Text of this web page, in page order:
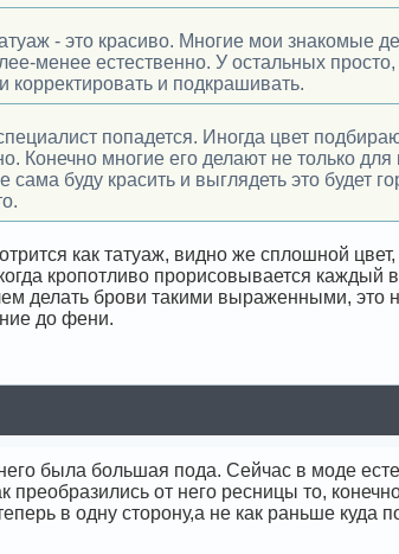
- это красиво. Многие мои знакомые
менее естественно. У остальных
корректировать и подкрашивать.
попадется. Иногда цвет
Конечно многие его делают не только
буду красить и выглядеть это будет
как татуаж, видно же сплошной
кропотливо прорисовывается
делать брови такими выраженными, это
до фени.
была большая пода. Сейчас в моде
преобразились от него ресницы то,
в одну сторону,а не как раньше куда